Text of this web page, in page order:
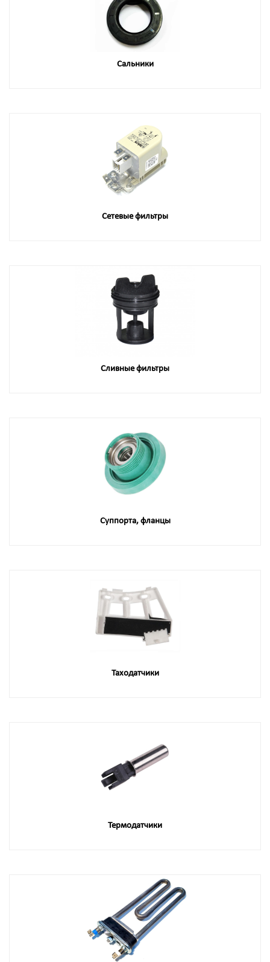
Сальники
Сетевые фильтры
Сливные фильтры
Суппорта, фланцы
Таходатчики
Термодатчики